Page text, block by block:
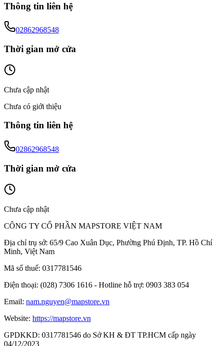
Thông tin liên hệ
02862968548
Thời gian mở cửa
Chưa cập nhật
Chưa có giới thiệu
Thông tin liên hệ
02862968548
Thời gian mở cửa
Chưa cập nhật
CÔNG TY CỔ PHẦN MAPSTORE VIỆT NAM
Địa chỉ trụ sở: 65/9 Cao Xuân Dục, Phường Phú Định, TP. Hồ Chí
Minh, Việt Nam
Mã số thuế: 0317781546
Điện thoại: (028) 7306 1616 - Hotline hỗ trợ: 0903 383 054
Email: nam.nguyen@mapstore.vn
Website: https://mapstore.vn
GPDKKD: 0317781546 do Sở KH & ĐT TP.HCM cấp ngày
04/12/2023